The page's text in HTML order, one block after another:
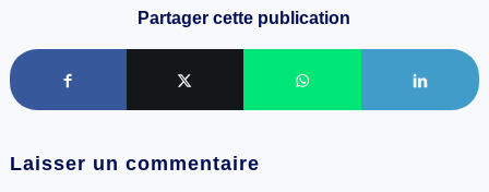
Partager cette publication
Laisser un commentaire